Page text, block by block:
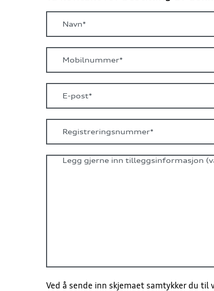
Ved å sende inn skjemaet samtykker du